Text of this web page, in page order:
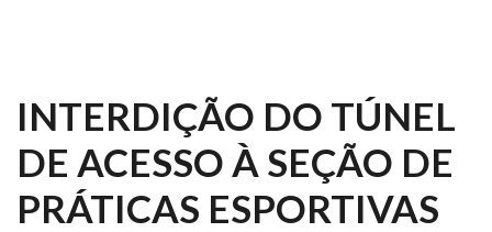
INTERDIÇÃO DO TÚNEL
DE ACESSO À SEÇÃO DE
PRÁTICAS ESPORTIVAS